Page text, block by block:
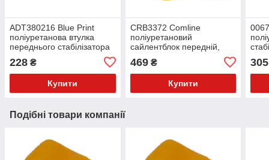
ADT380216 Blue Print
поліуретанова втулка
переднього стабілізатора
228 ₴
Купити
CRB3372 Comline
поліуретановий
сайлентблок передній,
PolyBush (аналог) v17
469₴
Купити
v17
305
Подібні товари компанії